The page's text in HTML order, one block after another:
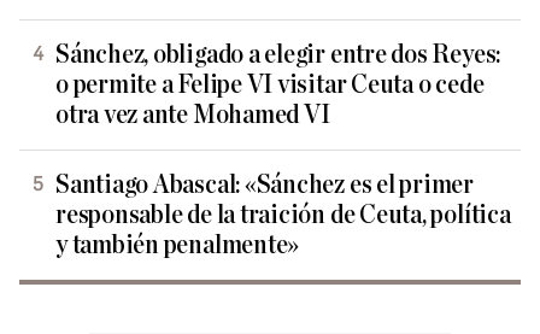
Sánchez, obligado a elegir entre dos Reyes:
o permite a Felipe VI visitar Ceuta o cede
otra vez ante Mohamed VI
Santiago Abascal: «Sánchez es el primer
responsable de la traición de Ceuta, política
y también penalmente»